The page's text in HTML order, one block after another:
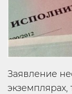
Заявление
экземплярах,